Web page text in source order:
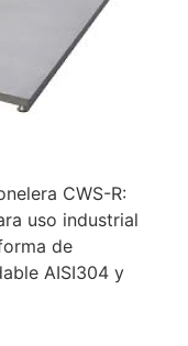
CWS-R:
uso industrial
de
AISI304 y